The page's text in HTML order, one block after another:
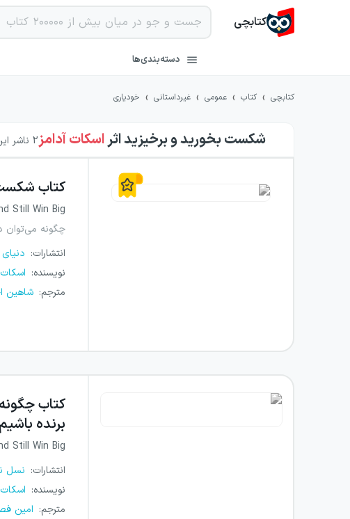
کتابچی
دسته‌بندی‌ها
کتابچی › کتاب › عمومی › غیرداستانی › خودیاری
شکست بخورید و برخیزیداثراسکات آدامز2 ناشر
کتاب شکست
Still Win Big
چگونه می‌توان
انتشارات:
نویسنده: اسکات
مترجم: شاهین
کتاب
برنده باشیم
Still Win Big
انتشارات: نسل
نویسنده: اسکات
مترجم: امین